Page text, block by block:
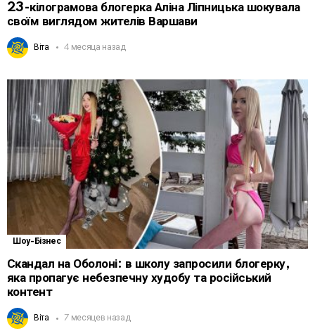
23-кілограмова блогерка Аліна Ліпницька шокувала
своїм виглядом жителів Варшави
Віта 4 месяца назад
Шоу-Бізнес
Скандал на Оболоні: в школу запросили блогерку,
яка пропагує небезпечну худобу та російський
контент
Віта 7 месяцев назад